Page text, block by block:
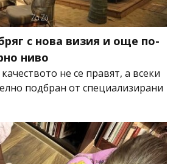
с нова визия и още по-
ниво
не се правят, а всеки
подбран от специализирани